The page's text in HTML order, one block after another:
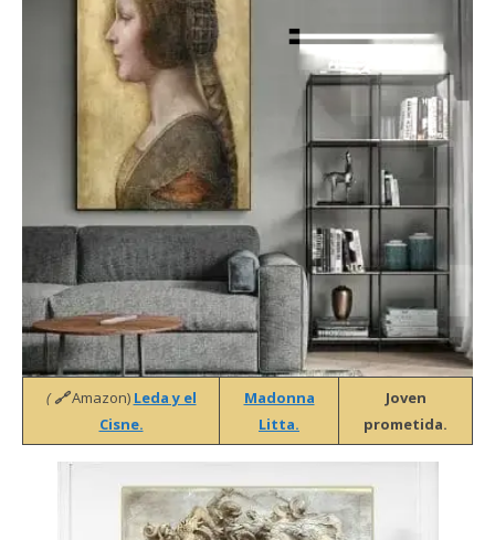
(🔗Amazon) Leda y el
Cisne.
Madonna
Litta.
Joven
prometida.